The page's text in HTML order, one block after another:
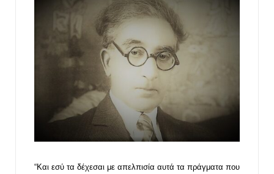
“Και εσύ τα δέχεσαι με απελπισία αυτά τα πράγματα που